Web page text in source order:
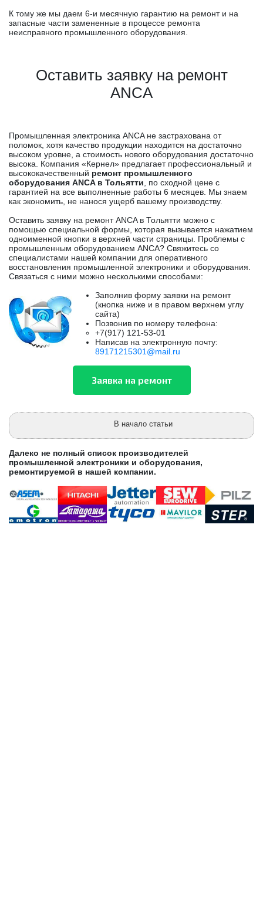
К тому же мы даем 6-и месячную гарантию на ремонт и на
запасные части замененные в процессе ремонта
неисправного промышленного оборудования.
Оставить заявку на ремонт
ANCA
Промышленная электроника ANCA не застрахована от
поломок, хотя качество продукции находится на достаточно
высоком уровне, а стоимость нового оборудования достаточно
высока. Компания «Кернел» предлагает профессиональный и
высококачественный ремонт промышленного
оборудования ANCA в Тольятти , по сходной цене с
гарантией на все выполненные работы 6 месяцев. Мы знаем
как экономить, не нанося ущерб вашему производству.
Оставить заявку на ремонт ANCA в Тольятти можно с
помощью специальной формы, которая вызывается нажатием
одноименной кнопки в верхней части страницы. Проблемы с
промышленным оборудованием ANCA? Свяжитесь со
специалистами нашей компании для оперативного
восстановления промышленной электроники и оборудования.
Связаться с ними можно несколькими способами:
Заполнив форму заявки на ремонт
(кнопка ниже и в правом верхнем углу
сайта)
Позвонив по номеру телефона:
+7(917) 121-53-01
Написав на электронную почту:
89171215301@mail.ru
В начало статьи
Далеко не полный список производителей
промышленной электроники и оборудования,
ремонтируемой в нашей компании.